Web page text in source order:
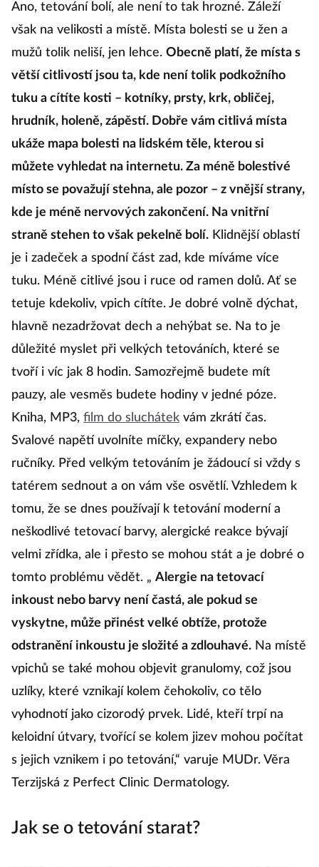
Ano, tetování bolí, ale není to tak hrozné. Záleží
však na velikosti a místě. Místa bolesti se u žen a
mužů tolik neliší, jen lehce. Obecně platí, že místa s
větší citlivostí jsou ta, kde není tolik podkožního
tuku a cítíte kosti – kotníky, prsty, krk, obličej,
hrudník, holeně, zápěstí. Dobře vám citlivá místa
ukáže mapa bolesti na lidském těle, kterou si
můžete vyhledat na internetu. Za méně bolestivé
místo se považují stehna, ale pozor – z vnější strany,
kde je méně nervových zakončení. Na vnitřní
straně stehen to však pekelně bolí. Klidnější oblastí
je i zadeček a spodní část zad, kde míváme více
tuku. Méně citlivé jsou i ruce od ramen dolů. Ať se
tetuje kdekoliv, vpich cítíte. Je dobré volně dýchat,
hlavně nezadržovat dech a nehýbat se. Na to je
důležité myslet při velkých tetováních, které se
tvoří i víc jak 8 hodin. Samozřejmě budete mít
pauzy, ale vesměs budete hodiny v jedné póze.
Kniha, MP3, film do sluchátek vám zkrátí čas.
Svalové napětí uvolníte míčky, expandery nebo
ručníky. Před velkým tetováním je žádoucí si vždy s
tatérem sednout a on vám vše osvětlí. Vzhledem k
tomu, že se dnes používají k tetování moderní a
neškodlivé tetovací barvy, alergické reakce bývají
velmi zřídka, ale i přesto se mohou stát a je dobré o
tomto problému vědět. „ Alergie na tetovací
inkoust nebo barvy není častá, ale pokud se
vyskytne, může přinést velké obtíže, protože
odstranění inkoustu je složité a zdlouhavé. Na místě
vpichů se také mohou objevit granulomy, což jsou
uzlíky, které vznikají kolem čehokoliv, co tělo
vyhodnotí jako cizorodý prvek. Lidé, kteří trpí na
keloidní útvary, tvořící se kolem jizev mohou počítat
s jejich vznikem i po tetování,“ varuje MUDr. Věra
Terzijská z Perfect Clinic Dermatology.
Jak se o tetování starat?